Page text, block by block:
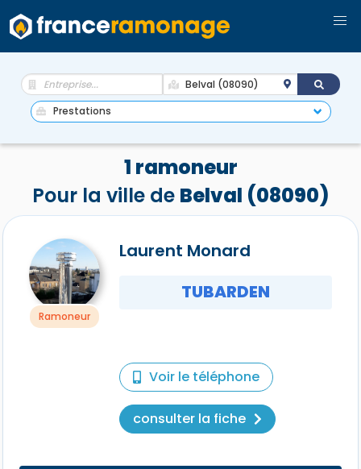
1 ramoneur
Pour la ville de Belval (08090)
Ramoneur
Laurent Monard
TUBARDEN
Voir le téléphone
consulter la fiche